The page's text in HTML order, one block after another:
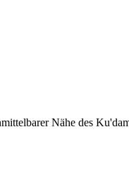
Nähe des